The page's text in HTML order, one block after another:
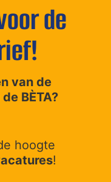
af aan
en bent
ons
de
van de
BÈTA?
hoogte
!